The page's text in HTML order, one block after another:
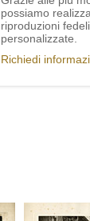
possiamo
riproduzioni
personalizzate.
Richiedi